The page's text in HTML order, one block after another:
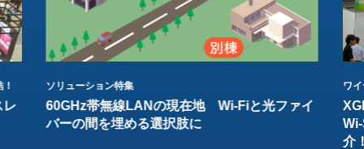
レ
ソリューション特集
60GHz帯無線LANの現在地 Wi-Fiと光ファイ
バーの間を埋める選択肢に
ワ
介